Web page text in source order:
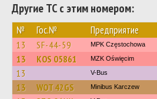
Другие ТС с этим номером:
№ Гос.№ Предприятие
13 SF-44-59 MPK Częstochowa
13 KOS 05861 MZK Oświęcim
13 V-Bus
13 WOT 42GS Minibus Karczew